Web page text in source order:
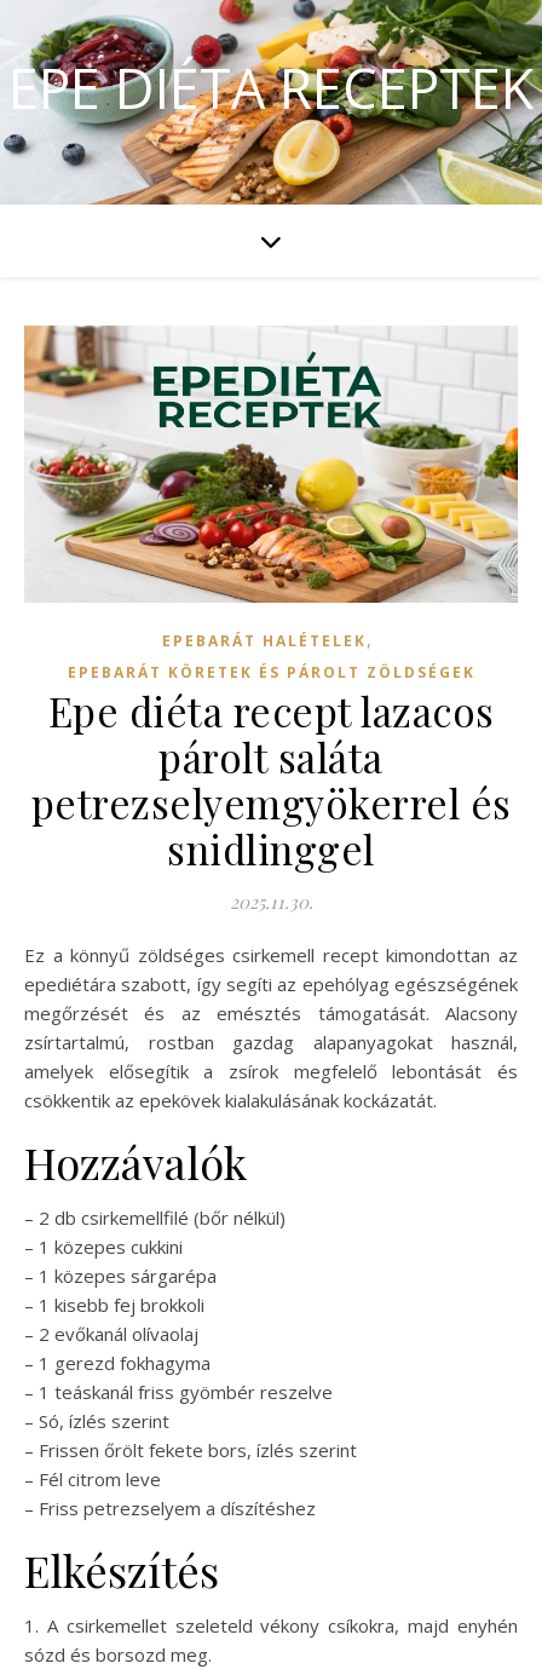
EPE DIÉTA RECEPTEK
EPEBARÁT HALÉTELEK,
EPEBARÁT KÖRETEK ÉS PÁROLT ZÖLDSÉGEK
Epe diéta recept lazacos
párolt saláta
petrezselyemgyökerrel és
snidlinggel
2025.11.30.
Ez a könnyű zöldséges csirkemell recept kimondottan az
epediétára szabott, így segíti az epehólyag egészségének
megőrzését és az emésztés támogatását. Alacsony
zsírtartalmú, rostban gazdag alapanyagokat használ,
amelyek elősegítik a zsírok megfelelő lebontását és
csökkentik az epekövek kialakulásának kockázatát.
Hozzávalók
– 2 db csirkemellfilé (bőr nélkül)
– 1 közepes cukkini
– 1 közepes sárgarépa
– 1 kisebb fej brokkoli
– 2 evőkanál olívaolaj
– 1 gerezd fokhagyma
– 1 teáskanál friss gyömbér reszelve
– Só, ízlés szerint
– Frissen őrölt fekete bors, ízlés szerint
– Fél citrom leve
– Friss petrezselyem a díszítéshez
Elkészítés
1. A csirkemellet szeleteld vékony csíkokra, majd enyhén
sózd és borsozd meg.